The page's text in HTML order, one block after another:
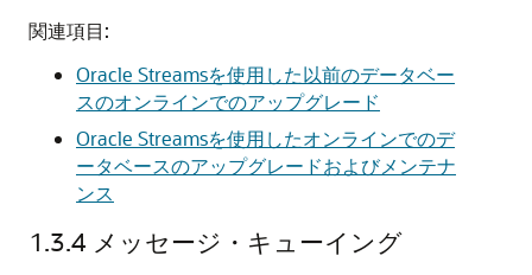
関連項目:
Oracle Streamsを使用した以前のデータベー
スのオンラインでのアップグレード
Oracle Streamsを使用したオンラインでのデ
ータベースのアップグレードおよびメンテナ
ンス
1.3.4 メッセージ・キューイング